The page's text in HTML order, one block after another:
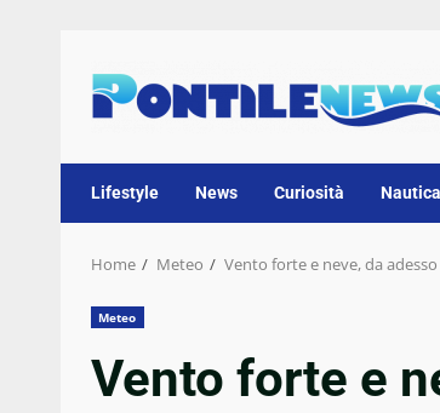
content
Lifestyle News Curiosità Nautica
Home Meteo Vento forte e neve, da
Meteo
Vento forte e